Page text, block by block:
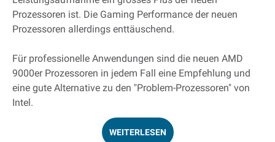
Prozessoren ist. Die Gaming Performance der neuen
Prozessoren allerdings enttäuschend.
Für professionelle Anwendungen sind die neuen AMD
9000er Prozessoren in jedem Fall eine Empfehlung und
eine gute Alternative zu den "Problem-Prozessoren" von
Intel.
WEITERLESEN